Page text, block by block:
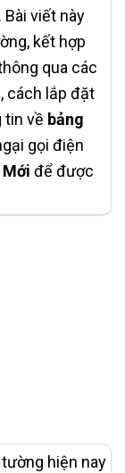
viết này
kết hợp
qua các
cách lắp đặt
tin về bảng
gọi điện
để được
hiện nay